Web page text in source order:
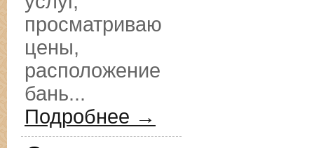
просматриваю
цены,
расположение
бань...
Подробнее →